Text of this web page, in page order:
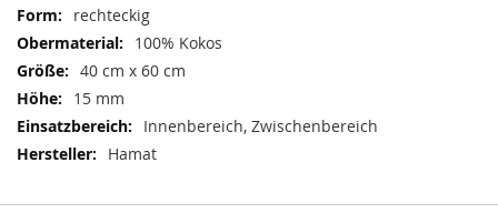
rechteckig
100% Kokos
40 cm x 60 cm
15 mm
Innenbereich, Zwischenbereich
Hamat